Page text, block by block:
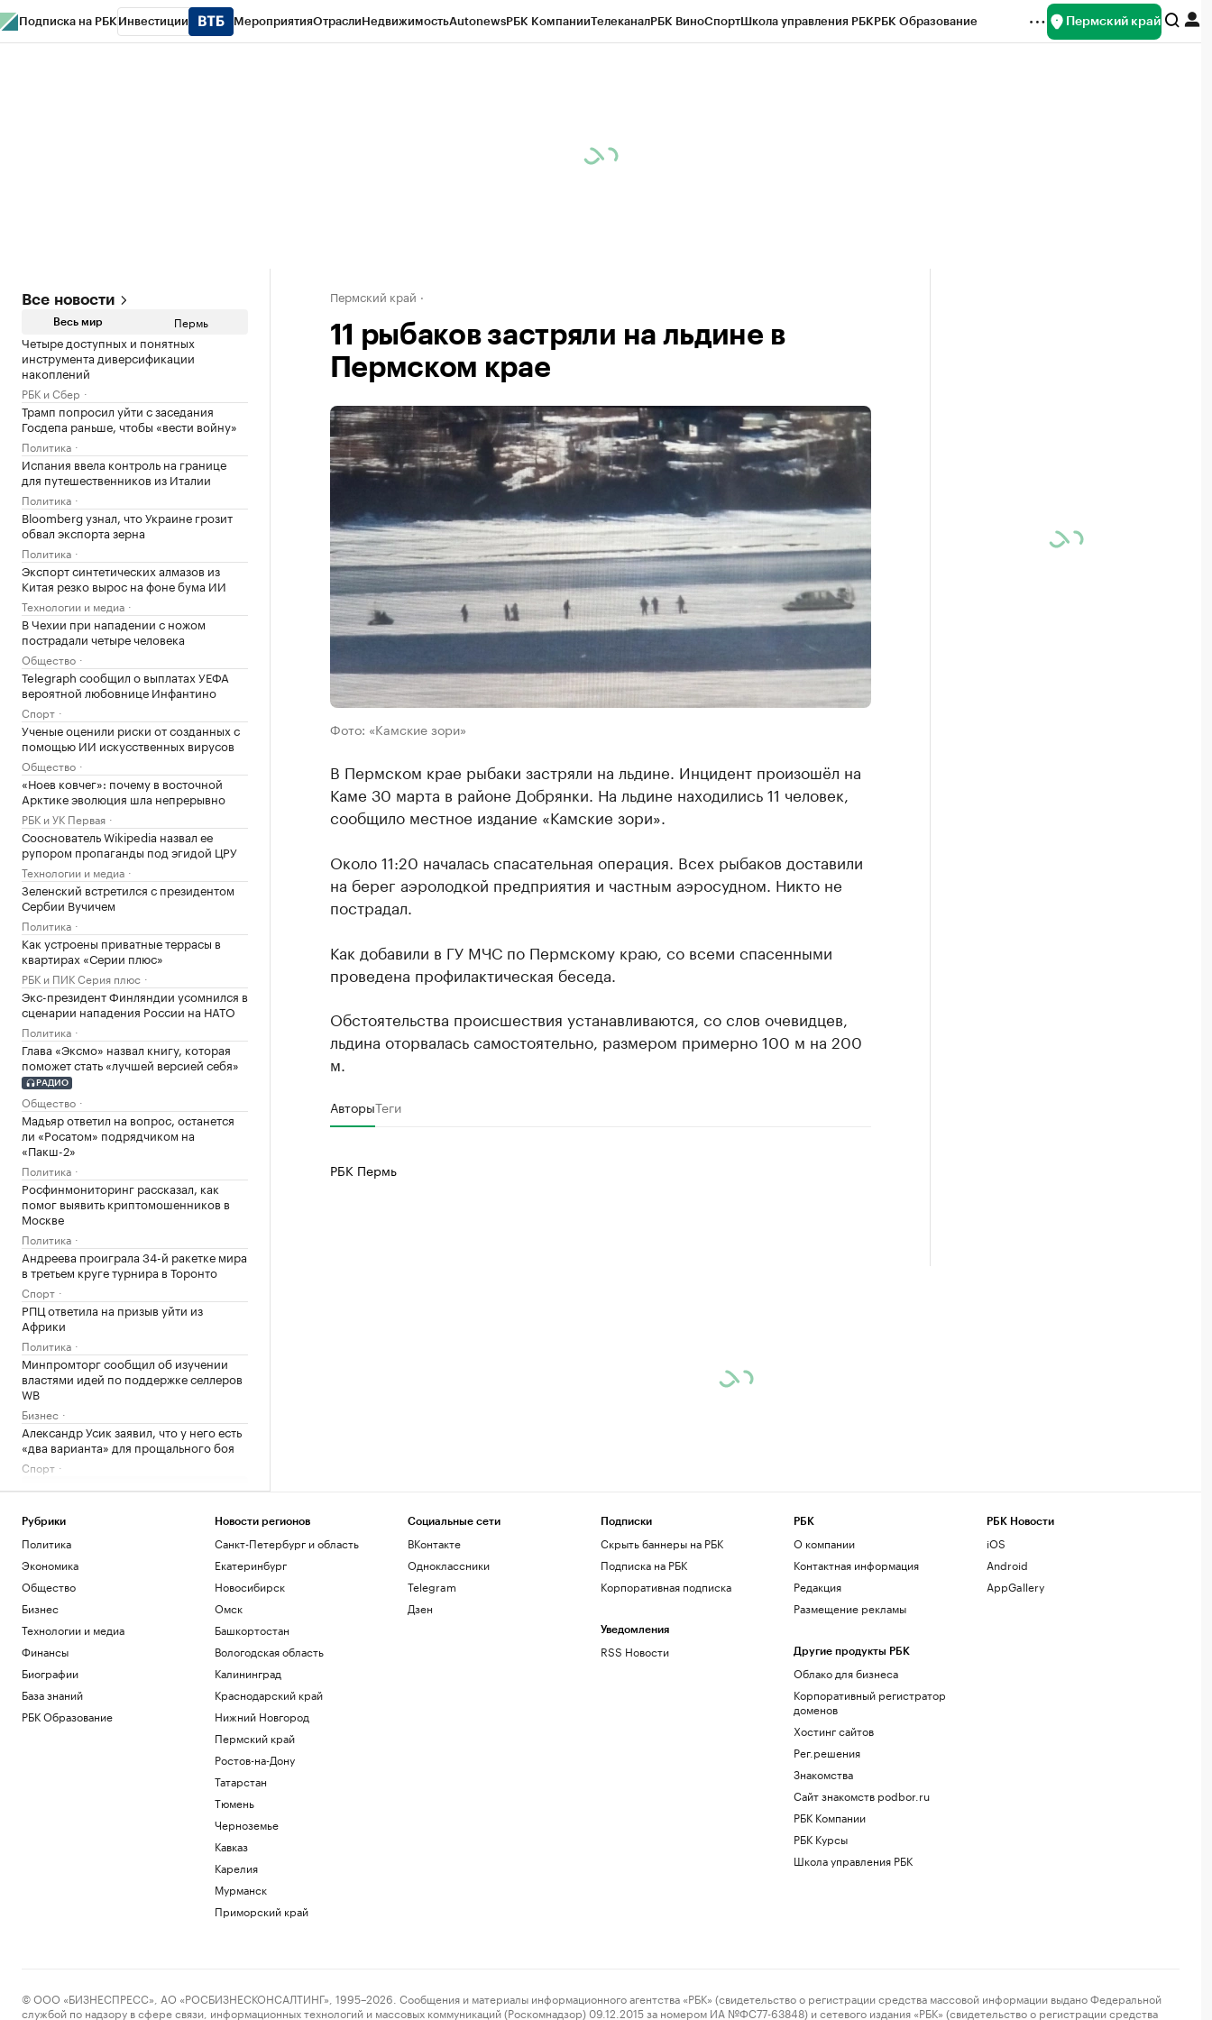
Подписка на РБК Инвестиции МероприятияОтраслиНедвижимостьAutonewsРБК КомпанииТелеканалРБК ВиноСпортШкола управления РБКРБК Образование Пермский край
Все новости
Весь мир Пермь
Четыре доступных и понятных
инструмента диверсификации
накоплений
РБК и Сбер
Трамп попросил уйти с заседания
Госдепа раньше, чтобы «вести войну»
Политика
Испания ввела контроль на границе
для путешественников из Италии
Политика
Bloomberg узнал, что Украине грозит
обвал экспорта зерна
Политика
Экспорт синтетических алмазов из
Китая резко вырос на фоне бума ИИ
Технологии и медиа
В Чехии при нападении с ножом
пострадали четыре человека
Общество
Telegraph сообщил о выплатах УЕФА
вероятной любовнице Инфантино
Спорт
Ученые оценили риски от созданных с
помощью ИИ искусственных вирусов
Общество
«Ноев ковчег»: почему в восточной
Арктике эволюция шла непрерывно
РБК и УК Первая
Сооснователь Wikipedia назвал ее
рупором пропаганды под эгидой ЦРУ
Технологии и медиа
Зеленский встретился с президентом
Сербии Вучичем
Политика
Как устроены приватные террасы в
квартирах «Серии плюс»
РБК и ПИК Серия плюс
Экс-президент Финляндии усомнился в
сценарии нападения России на НАТО
Политика
Глава «Эксмо» назвал книгу, которая
поможет стать «лучшей версией себя»
РАДИО
Общество
Мадьяр ответил на вопрос, останется
ли «Росатом» подрядчиком на
«Пакш-2»
Политика
Росфинмониторинг рассказал, как
помог выявить криптомошенников в
Москве
Политика
Андреева проиграла 34-й ракетке мира
в третьем круге турнира в Торонто
Спорт
РПЦ ответила на призыв уйти из
Африки
Политика
Минпромторг сообщил об изучении
властями идей по поддержке селлеров
WB
Бизнес
Александр Усик заявил, что у него есть
«два варианта» для прощального боя
Спорт
Пермский край
11 рыбаков застряли на льдине в
Пермском крае
Фото: «Камские зори»
В Пермском крае рыбаки застряли на льдине. Инцидент произошёл на
Каме 30 марта в районе Добрянки. На льдине находились 11 человек,
сообщило местное издание «Камские зори».
Около 11:20 началась спасательная операция. Всех рыбаков доставили
на берег аэролодкой предприятия и частным аэросудном. Никто не
пострадал.
Как добавили в ГУ МЧС по Пермскому краю, со всеми спасенными
проведена профилактическая беседа.
Обстоятельства происшествия устанавливаются, со слов очевидцев,
льдина оторвалась самостоятельно, размером примерно 100 м на 200
м.
АвторыТеги
РБК Пермь
Рубрики
Политика
Экономика
Общество
Бизнес
Технологии и медиа
Финансы
Биографии
База знаний
РБК Образование
Новости регионов
Санкт-Петербург и область
Екатеринбург
Новосибирск
Омск
Башкортостан
Вологодская область
Калининград
Краснодарский край
Нижний Новгород
Пермский край
Ростов-на-Дону
Татарстан
Тюмень
Черноземье
Кавказ
Карелия
Мурманск
Приморский край
Социальные сети
ВКонтакте
Одноклассники
Telegram
Дзен
Подписки
Скрыть баннеры на РБК
Подписка на РБК
Корпоративная подписка
Уведомления
RSS Новости
РБК
О компании
Контактная информация
Редакция
Размещение рекламы
Другие продукты РБК
Облако для бизнеса
Корпоративный регистратор
доменов
Хостинг сайтов
Рег.решения
Знакомства
Сайт знакомств podbor.ru
РБК Компании
РБК Курсы
Школа управления РБК
РБК Новости
iOS
Android
AppGallery
© ООО «БИЗНЕСПРЕСС», АО «РОСБИЗНЕСКОНСАЛТИНГ», 1995–2026. Сообщения и материалы информационного агентства «РБК» (свидетельство о регистрации средства массовой информации выдано Федеральной
службой по надзору в сфере связи, информационных технологий и массовых коммуникаций (Роскомнадзор) 09.12.2015 за номером ИА №ФС77-63848) и сетевого издания «РБК» (свидетельство о регистрации средства